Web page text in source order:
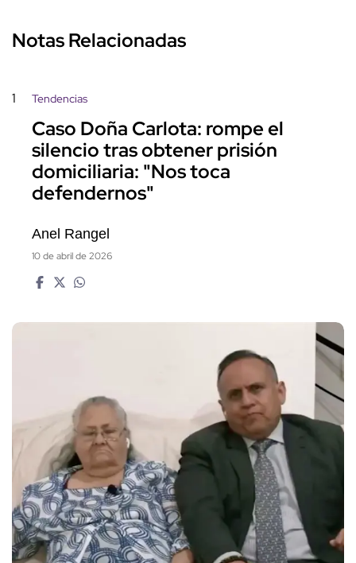
Notas Relacionadas
1 Tendencias
Caso Doña Carlota: rompe el
silencio tras obtener prisión
domiciliaria: "Nos toca
defendernos"
Anel Rangel
10 de abril de 2026